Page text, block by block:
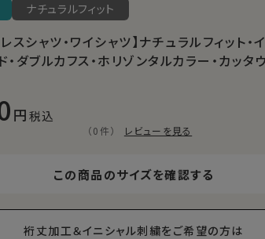
ナチュラルフィット
レスシャツ・ワイシャツ】ナチュラルフィット
・ダブルカフス・ホリゾンタルカラー・カッタ
税込
（0件） レビューを見る
この商品のサイズを確認する
裄丈加工＆イニシャル刺繍をご希望の方は